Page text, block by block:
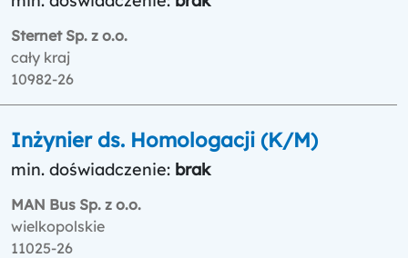
Sternet Sp. z o.o.
cały kraj
10982-26
Inżynier ds. Homologacji (K/M)
min. doświadczenie: brak
MAN Bus Sp. z o.o.
wielkopolskie
11025-26